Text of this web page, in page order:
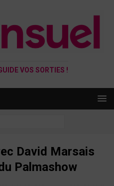
VOS SORTIES !
David Marsais
Palmashow